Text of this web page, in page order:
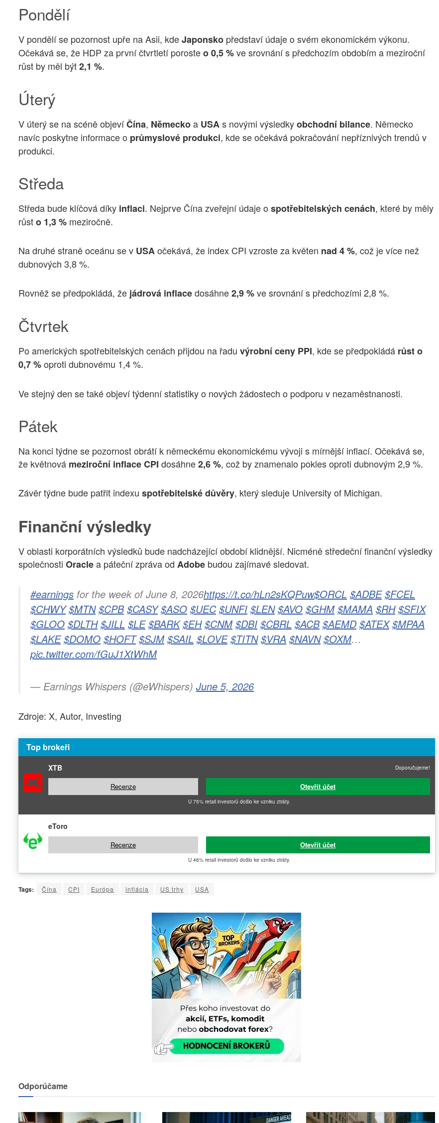
Pondělí
V pondělí se pozornost upře na Asii, kdeJaponsko představí údaje o svém ekonomickém výkonu.
Očekává se, že HDP za první čtvrtletí porosteo 0,5 %ve srovnání s předchozím obdobím a meziroční
růst by měl být2,1 %.
Úterý
V úterý se na scéně objevíČína, Německoa USAs novými výsledkyobchodní bilance. Německo
navíc poskytne informace o průmyslové produkci, kde se očekává pokračování nepříznivých trendů v
produkci.
Středa
Středa bude klíčová díky inflaci. Nejprve Čína zveřejní údaje o spotřebitelských cenách, které by měly
růsto 1,3 % meziročně.
Na druhé straně oceánu se v USAočekává, že index CPI vzroste za květen nad 4 %, což je více než
dubnových 3,8 %.
Rovněž se předpokládá, že jádrová inflacedosáhne2,9 %ve srovnání s předchozími 2,8 %.
Čtvrtek
Po amerických spotřebitelských cenách přijdou na řadu výrobní ceny PPI, kde se předpokládá růst o
0,7 %oproti dubnovému 1,4 %.
Ve stejný den se také objeví týdenní statistiky o nových žádostech o podporu v nezaměstnanosti.
Pátek
Na konci týdne se pozornost obrátí k německému ekonomickému vývoji s mírnější inflací. Očekává se,
že květnová meziroční inflace CPI dosáhne2,6 %, což by znamenalo pokles oproti dubnovým 2,9 %.
Závěr týdne bude patřit indexu spotřebitelské důvěry, který sleduje University of Michigan.
Finanční výsledky
V oblasti korporátních výsledků bude nadcházející období klidnější. Nicméně středeční finanční výsledky
společnosti Oraclea páteční zpráva od Adobe budou zajímavé sledovat.
#earnings for the week of June 8, 2026https://t.co/hLn2sKQPuw$ORCL $ADBE $FCEL
$CHWY $MTN $CPB $CASY $ASO $UEC $UNFI $LEN $AVO $GHM $MAMA $RH $SFIX
$GLOO $DLTH $JILL $LE $BARK $EH $CNM $DBI $CBRL $ACB $AEMD $ATEX $MPAA
$LAKE $DOMO $HOFT $SJM $SAIL $LOVE $TITN $VRA $NAVN $OXM…
pic.twitter.com/fGuJ1XtWhM
— Earnings Whispers (@eWhispers) June 5, 2026
Zdroje: X, Autor, Investing
Top brokeři
XTB Doporučujeme!
Recenze Otevřít účet
U 75% retail investorů došlo ke vzniku ztráty.
eToro
Recenze Otevřít účet
U 46% retail investorů došlo ke vzniku ztráty.
Tags: Čína CPI Európa inflácia US trhy USA
Odporúčame